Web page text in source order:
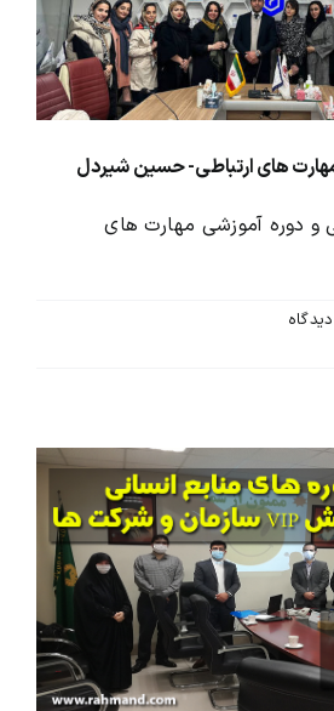
های ارتباطی- حسین شیردل
و دوره آموزشی مهارت های